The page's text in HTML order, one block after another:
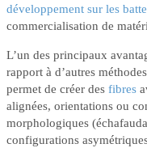
développement sur les
commercialisation de
L’un des principaux
rapport à d’autres
permet de créer des fibres
alignées, orientations ou
morphologiques
configurations